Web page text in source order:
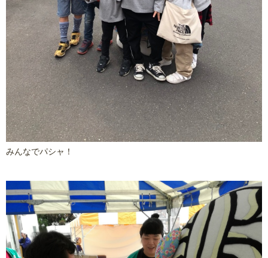
みんなでパシャ！